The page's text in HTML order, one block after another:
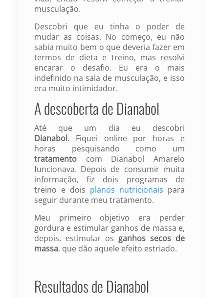
musculação.
Descobri que eu tinha o poder de
mudar as coisas. No começo, eu não
sabia muito bem o que deveria fazer em
termos de dieta e treino, mas resolvi
encarar o desafio. Eu era o mais
indefinido na sala de musculação, e isso
era muito intimidador.
A descoberta de Dianabol
Até que um dia eu descobri
Dianabol. Fiquei online por horas e
horas pesquisando como um
tratamentocom Dianabol Amarelo
funcionava. Depois de consumir muita
informação, fiz dois programas de
treino e dois planos nutricionais para
seguir durante meu tratamento.
Meu primeiro objetivo era perder
gordura e estimular ganhos de massa e,
depois, estimular os ganhos secos de
massa, que dão aquele efeito estriado.
Resultados de Dianabol